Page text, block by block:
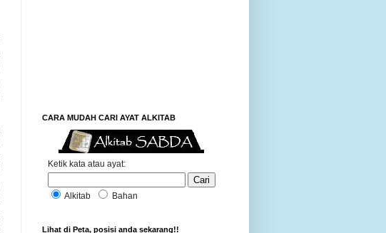
CARA MUDAH CARI AYAT ALKITAB
Ketik kata atau ayat:
Alkitab Bahan
Lihat di Peta, posisi anda sekarang!!